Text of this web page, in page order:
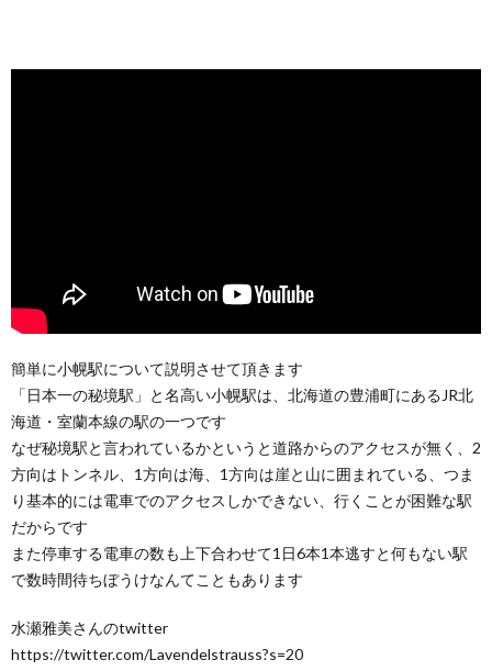
簡単に小幌駅について説明させて頂きます
「日本一の秘境駅」と名高い小幌駅は、北海道の豊浦町にあるJR北
海道・室蘭本線の駅の一つです
なぜ秘境駅と言われているかというと道路からのアクセスが無く、2
方向はトンネル、1方向は海、1方向は崖と山に囲まれている、つま
り基本的には電車でのアクセスしかできない、行くことが困難な駅
だからです
また停車する電車の数も上下合わせて1日6本1本逃すと何もない駅
で数時間待ちぼうけなんてこともあります
水瀬雅美さんのtwitter
https://twitter.com/Lavendelstrauss?s=20